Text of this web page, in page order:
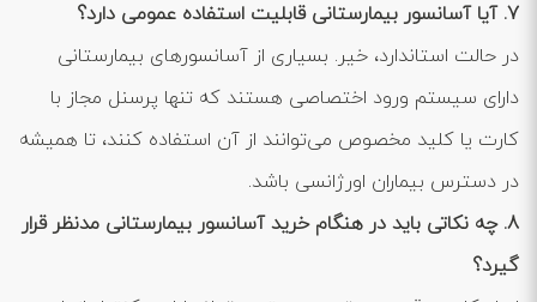
7. آیا آسانسور بیمارستانی قابلیت استفاده عمومی دارد؟
در حالت استاندارد، خیر. بسیاری از آسانسورهای بیمارستانی
دارای سیستم ورود اختصاصی هستند که تنها پرسنل مجاز با
کارت یا کلید مخصوص می‌توانند از آن استفاده کنند، تا همیشه
در دسترس بیماران اورژانسی باشد.
8. چه نکاتی باید در هنگام خرید آسانسور بیمارستانی مدنظر قرار
گیرد؟